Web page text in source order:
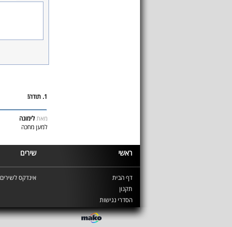
1. תודה!
מאתלימונה
למען מחכה
ראשי שירים
דף הבית
תקנון
הסדרי נגישות
אינדקס לשירים